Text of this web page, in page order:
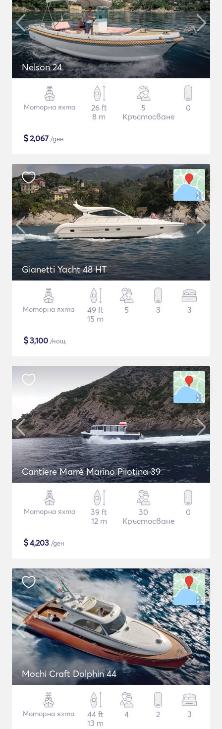
Nelson 24
Моторна яхта
26 ft
8 m
5
Кръстосване
0
$2,067 /ден
Gianetti Yacht 48 HT
Моторна яхта
49 ft
15 m
5 3 3
$3,100 /нощ
Cantiere Marrè Marino Pilotina 39
Моторна яхта
39 ft
12 m
30
Кръстосване
0
$4,203 /ден
Mochi Craft Dolphin 44
Моторна яхта
44 ft
13 m
4 2 3